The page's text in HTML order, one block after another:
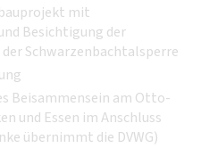
mit
Besichtigung der
Schwarzenbachtalsperre
Beisammensein am Otto-
und Essen im Anschluss
übernimmt die DVWG)